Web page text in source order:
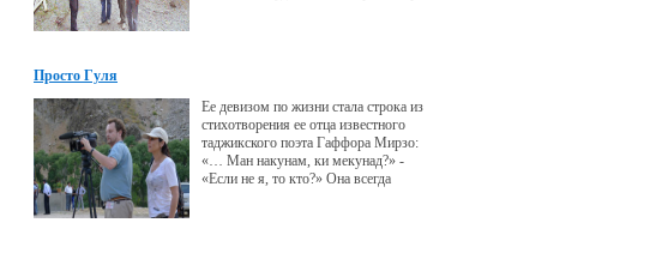
Просто Гуля
Ее девизом по жизни стала строка из
стихотворения ее отца известного
таджикского поэта Гаффора Мирзо:
«… Ман накунам, ки мекунад?» -
«Если не я, то кто?» Она всегда